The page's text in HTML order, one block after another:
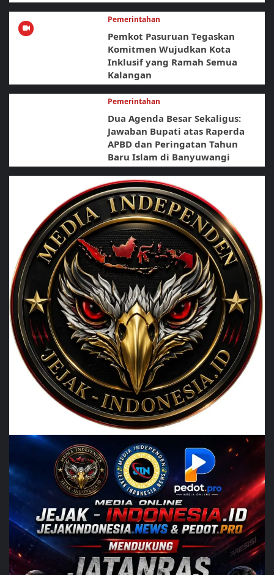
Pemerintahan
Pemkot Pasuruan Tegaskan
Komitmen Wujudkan Kota
Inklusif yang Ramah Semua
Kalangan
Pemerintahan
Dua Agenda Besar Sekaligus:
Jawaban Bupati atas Raperda
APBD dan Peringatan Tahun
Baru Islam di Banyuwangi